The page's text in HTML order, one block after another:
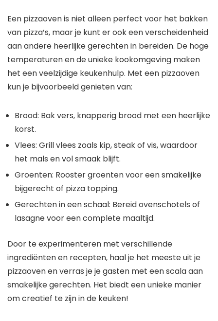
Een pizzaoven is niet alleen perfect voor het bakken
van pizza’s, maar je kunt er ook een verscheidenheid
aan andere heerlijke gerechten in bereiden. De hoge
temperaturen en de unieke kookomgeving maken
het een veelzijdige keukenhulp. Met een pizzaoven
kun je bijvoorbeeld genieten van:
Brood: Bak vers, knapperig brood met een heerlijke
korst.
Vlees: Grill vlees zoals kip, steak of vis, waardoor
het mals en vol smaak blijft.
Groenten: Rooster groenten voor een smakelijke
bijgerecht of pizza topping.
Gerechten in een schaal: Bereid ovenschotels of
lasagne voor een complete maaltijd.
Door te experimenteren met verschillende
ingrediënten en recepten, haal je het meeste uit je
pizzaoven en verras je je gasten met een scala aan
smakelijke gerechten. Het biedt een unieke manier
om creatief te zijn in de keuken!